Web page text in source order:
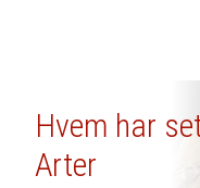
Hvem har
Arter